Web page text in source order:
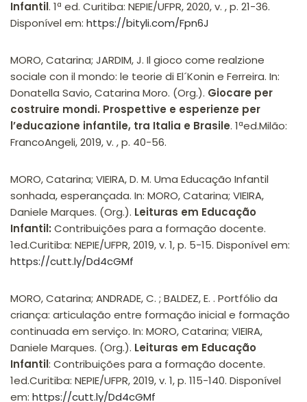
Infantil. 1ª ed. Curitiba: NEPIE/UFPR, 2020, v. , p. 21-36.
Disponível em: https://bityli.com/Fpn6J
MORO, Catarina; JARDIM, J. Il gioco come realzione
sociale con il mondo: le teorie di El´Konin e Ferreira. In:
Donatella Savio, Catarina Moro. (Org.). Giocare per
costruire mondi. Prospettive e esperienze per
l’educazione infantile, tra Italia e Brasile. 1ªed.Milão:
FrancoAngeli, 2019, v. , p. 40-56.
MORO, Catarina; VIEIRA, D. M. Uma Educação Infantil
sonhada, esperançada. In: MORO, Catarina; VIEIRA,
Daniele Marques. (Org.). Leituras em Educação
Infantil: Contribuições para a formação docente.
1ed.Curitiba: NEPIE/UFPR, 2019, v. 1, p. 5-15. Disponível em:
https://cutt.ly/Dd4cGMf
MORO, Catarina; ANDRADE, C. ; BALDEZ, E. . Portfólio da
criança: articulação entre formação inicial e formação
continuada em serviço. In: MORO, Catarina; VIEIRA,
Daniele Marques. (Org.). Leituras em Educação
Infantil: Contribuições para a formação docente.
1ed.Curitiba: NEPIE/UFPR, 2019, v. 1, p. 115-140. Disponível
em: https://cutt.ly/Dd4cGMf